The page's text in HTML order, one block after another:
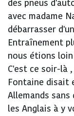
des pneus
avec madame
débarrasser
Entraînement
nous étions
C'est ce soir-là
Fontaine disait
Allemands
les Anglais à y